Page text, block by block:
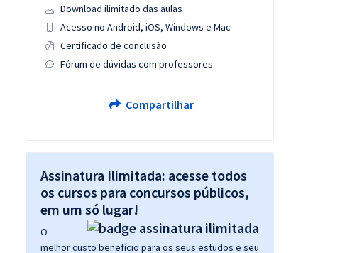
Download ilimitado das aulas
Acesso no Android, iOS, Windows e Mac
Certificado de conclusão
Fórum de dúvidas com professores
Compartilhar
Assinatura Ilimitada: acesse todos
os cursos para concursos públicos,
em um só lugar!
O
melhor custo benefício para os seus estudos e seu